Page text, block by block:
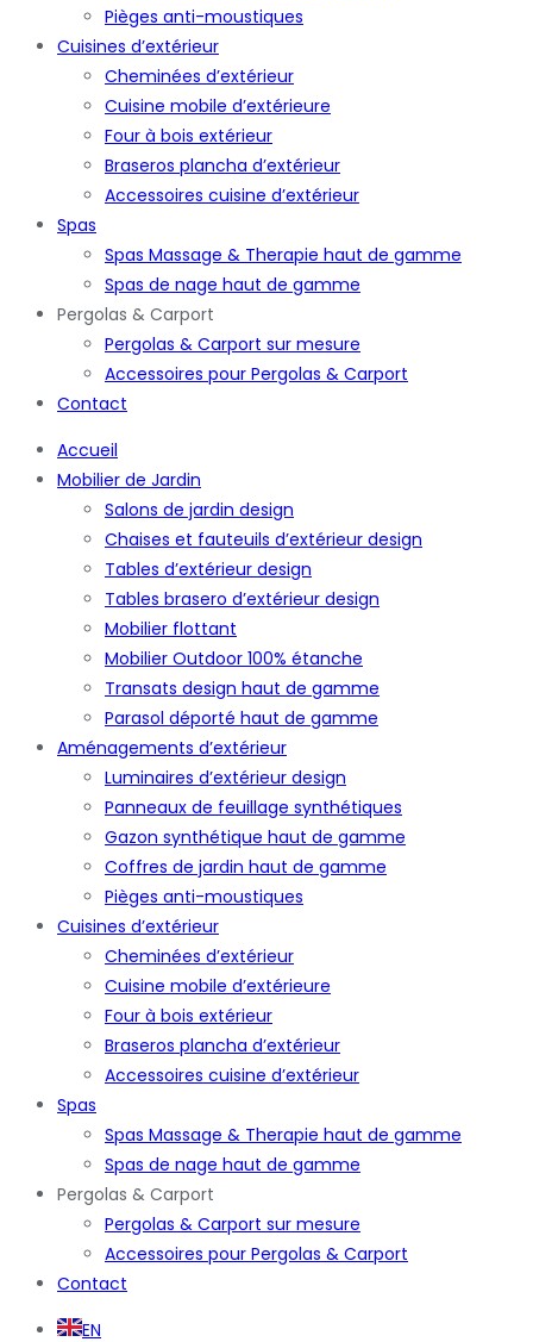
Pièges anti-moustiques
Cuisines d’extérieur
Cheminées d’extérieur
Cuisine mobile d’extérieure
Four à bois extérieur
Braseros plancha d’extérieur
Accessoires cuisine d’extérieur
Spas
Spas Massage & Therapie haut de gamme
Spas de nage haut de gamme
Pergolas & Carport
Pergolas & Carport sur mesure
Accessoires pour Pergolas & Carport
Contact
Accueil
Mobilier de Jardin
Salons de jardin design
Chaises et fauteuils d’extérieur design
Tables d’extérieur design
Tables brasero d’extérieur design
Mobilier flottant
Mobilier Outdoor 100% étanche
Transats design haut de gamme
Parasol déporté haut de gamme
Aménagements d’extérieur
Luminaires d’extérieur design
Panneaux de feuillage synthétiques
Gazon synthétique haut de gamme
Coffres de jardin haut de gamme
Pièges anti-moustiques
Cuisines d’extérieur
Cheminées d’extérieur
Cuisine mobile d’extérieure
Four à bois extérieur
Braseros plancha d’extérieur
Accessoires cuisine d’extérieur
Spas
Spas Massage & Therapie haut de gamme
Spas de nage haut de gamme
Pergolas & Carport
Pergolas & Carport sur mesure
Accessoires pour Pergolas & Carport
Contact
EN